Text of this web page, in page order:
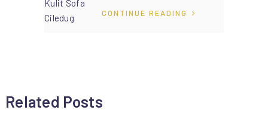
CONTINUE READING
Related Posts